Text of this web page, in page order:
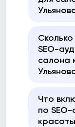
SEO-
салона
Что
по